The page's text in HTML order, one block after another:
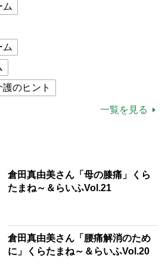
ム
ム
のヒント
バイバル術
便利なサービス
一覧を見る
倉田真由美さん「母の膝痛」くら
たまね～＆らいふVol.21
倉田真由美さん「腰痛解消のため
に」くらたまね～＆らいふVol.20